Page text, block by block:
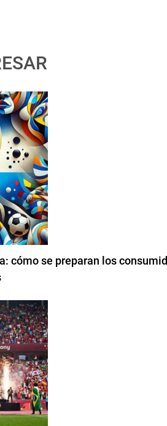
cómo se preparan los